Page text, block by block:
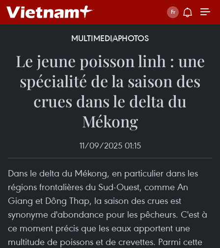
MULTIMEDIAPHOTOS
Le jeune poisson linh : une
spécialité de la saison des
crues dans le delta du
Mékong
11/09/2025 01:15
Dans le delta du Mékong, en particulier dans les
régions frontalières du Sud-Ouest, comme An
Giang et Dông Thap, la saison des crues est
synonyme d'abondance pour les pêcheurs. C'est à
ce moment précis que les eaux apportent une
multitude de poissons et de crevettes. Parmi cette